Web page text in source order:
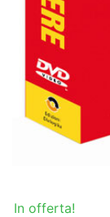
In offerta!